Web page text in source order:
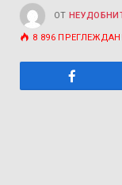
ОТ
8 896